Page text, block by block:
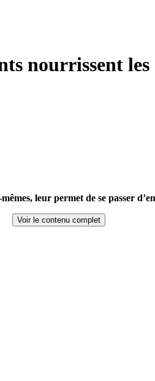
nourrissent
leur permet de se passer
Voir le contenu complet